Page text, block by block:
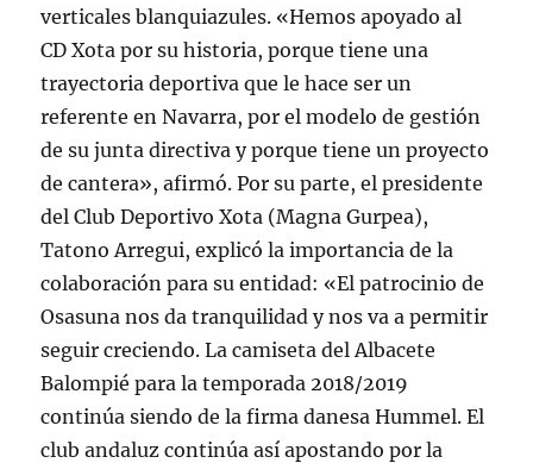
verticales blanquiazules. «Hemos apoyado al
CD Xota por su historia, porque tiene una
trayectoria deportiva que le hace ser un
referente en Navarra, por el modelo de gestión
de su junta directiva y porque tiene un proyecto
de cantera», afirmó. Por su parte, el presidente
del Club Deportivo Xota (Magna Gurpea),
Tatono Arregui, explicó la importancia de la
colaboración para su entidad: «El patrocinio de
Osasuna nos da tranquilidad y nos va a permitir
seguir creciendo. La camiseta del Albacete
Balompié para la temporada 2018/2019
continúa siendo de la firma danesa Hummel. El
club andaluz continúa así apostando por la